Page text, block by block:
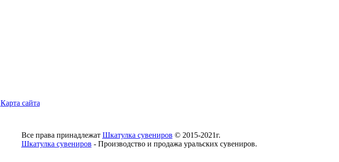
Карта сайта
Все права принадлежат Шкатулка сувениров © 2015-2021г.
Шкатулка сувениров - Производство и продажа уральских сувениров.